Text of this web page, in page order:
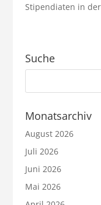
Stipendiaten in
Suche
Monatsarchiv
August 2026
Juli 2026
Juni 2026
Mai 2026